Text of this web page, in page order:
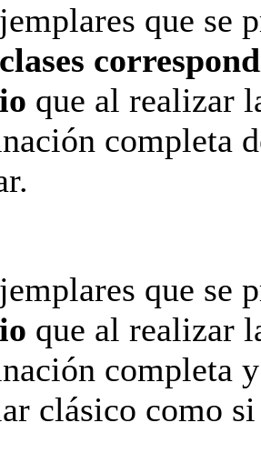
que se
clases
que al realizar
completa
que se
que al realizar
completa
clásico como